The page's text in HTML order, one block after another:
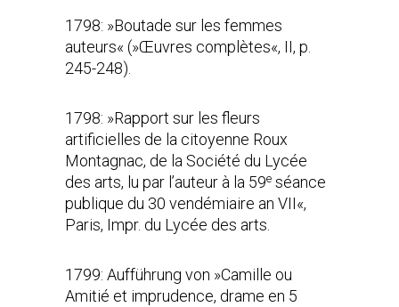
1798: »Boutade sur les femmes
auteurs« (»Œuvres complètes«, II, p.
245-248).
1798: »Rapport sur les fleurs
artificielles de la citoyenne Roux
Montagnac, de la Société du Lycée
des arts, lu par l’auteur à la 59eséance
publique du 30 vendémiaire an VII«,
Paris, Impr. du Lycée des arts.
1799: Aufführung von »Camille ou
Amitié et imprudence, drame en 5